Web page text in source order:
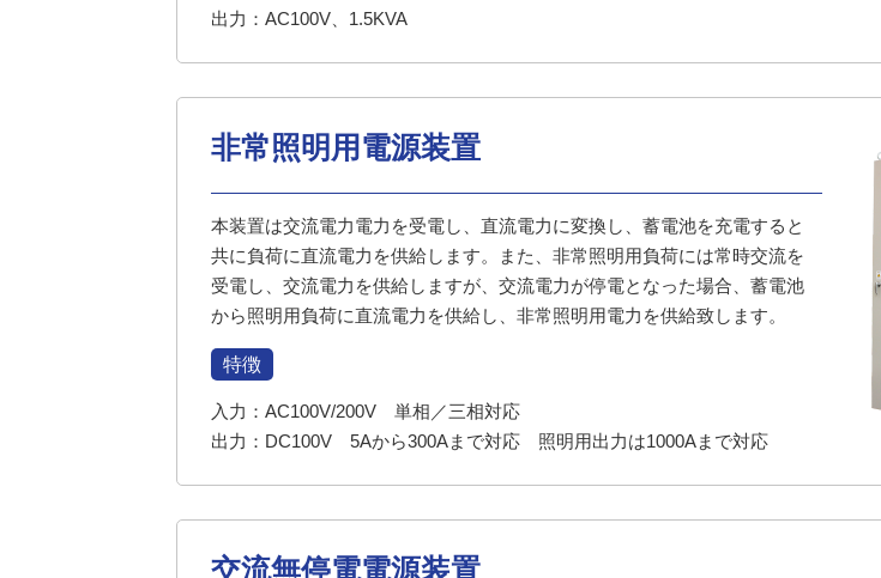
出力：AC100V、1.5KVA
非常照明用電源装置
本装置は交流電力電力を受電し、直流電力に変換し、蓄電池を充電すると
共に負荷に直流電力を供給します。また、非常照明用負荷には常時交流を
受電し、交流電力を供給しますが、交流電力が停電となった場合、蓄電池
から照明用負荷に直流電力を供給し、非常照明用電力を供給致します。
特徴
入力：AC100V/200V 単相／三相対応
出力：DC100V 5Aから300Aまで対応 照明用出力は1000Aまで対応
交流無停電電源装置